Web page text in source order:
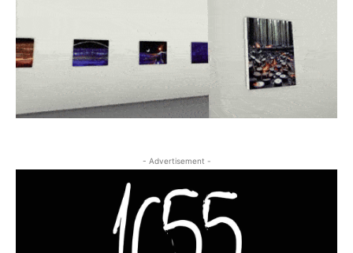
- Advertisement -